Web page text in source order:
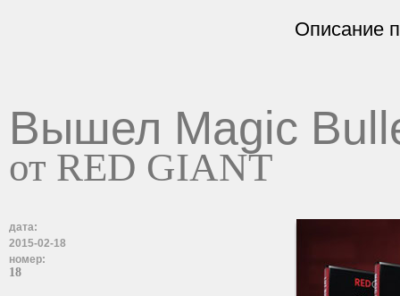
Описание
Вышел Magic
от RED GIANT
дата:
2015-02-18
номер:
18